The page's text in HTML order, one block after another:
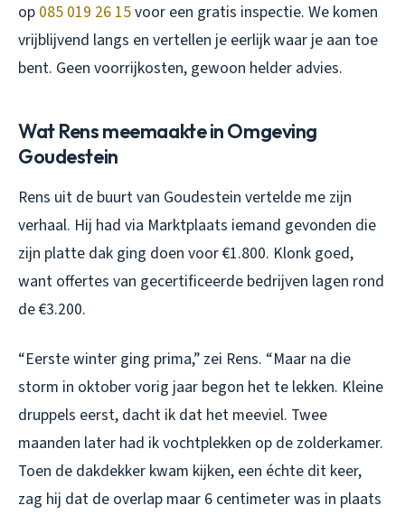
op 085 019 26 15voor een gratis inspectie. We komen
vrijblijvend langs en vertellen je eerlijk waar je aan toe
bent. Geen voorrijkosten, gewoon helder advies.
Wat Rens meemaakte in Omgeving
Goudestein
Rens uit de buurt van Goudestein vertelde me zijn
verhaal. Hij had via Marktplaats iemand gevonden die
zijn platte dak ging doen voor €1.800. Klonk goed,
want offertes van gecertificeerde bedrijven lagen rond
de €3.200.
“Eerste winter ging prima,” zei Rens. “Maar na die
storm in oktober vorig jaar begon het te lekken. Kleine
druppels eerst, dacht ik dat het meeviel. Twee
maanden later had ik vochtplekken op de zolderkamer.
Toen de dakdekker kwam kijken, een échte dit keer,
zag hij dat de overlap maar 6 centimeter was in plaats